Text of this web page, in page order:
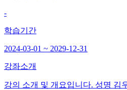
-
학습기간
2024-03-01 ~ 2029-12-31
강좌소개
강의 소개 및 개요입니다. 성명 김